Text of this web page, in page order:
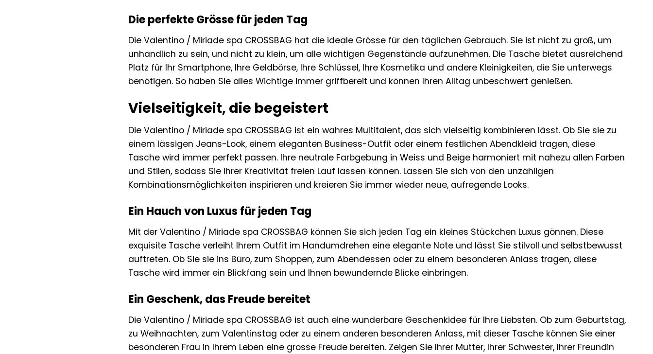
Die perfekte Grösse für jeden Tag
Die Valentino / Miriade spa CROSSBAG hat die ideale Grösse für den täglichen Gebrauch. Sie ist nicht zu groß, um
unhandlich zu sein, und nicht zu klein, um alle wichtigen Gegenstände aufzunehmen. Die Tasche bietet ausreichend
Platz für Ihr Smartphone, Ihre Geldbörse, Ihre Schlüssel, Ihre Kosmetika und andere Kleinigkeiten, die Sie unterwegs
benötigen. So haben Sie alles Wichtige immer griffbereit und können Ihren Alltag unbeschwert genießen.
Vielseitigkeit, die begeistert
Die Valentino / Miriade spa CROSSBAG ist ein wahres Multitalent, das sich vielseitig kombinieren lässt. Ob Sie sie zu
einem lässigen Jeans-Look, einem eleganten Business-Outfit oder einem festlichen Abendkleid tragen, diese
Tasche wird immer perfekt passen. Ihre neutrale Farbgebung in Weiss und Beige harmoniert mit nahezu allen Farben
und Stilen, sodass Sie Ihrer Kreativität freien Lauf lassen können. Lassen Sie sich von den unzähligen
Kombinationsmöglichkeiten inspirieren und kreieren Sie immer wieder neue, aufregende Looks.
Ein Hauch von Luxus für jeden Tag
Mit der Valentino / Miriade spa CROSSBAG können Sie sich jeden Tag ein kleines Stückchen Luxus gönnen. Diese
exquisite Tasche verleiht Ihrem Outfit im Handumdrehen eine elegante Note und lässt Sie stilvoll und selbstbewusst
auftreten. Ob Sie sie ins Büro, zum Shoppen, zum Abendessen oder zu einem besonderen Anlass tragen, diese
Tasche wird immer ein Blickfang sein und Ihnen bewundernde Blicke einbringen.
Ein Geschenk, das Freude bereitet
Die Valentino / Miriade spa CROSSBAG ist auch eine wunderbare Geschenkidee für Ihre Liebsten. Ob zum Geburtstag,
zu Weihnachten, zum Valentinstag oder zu einem anderen besonderen Anlass, mit dieser Tasche können Sie einer
besonderen Frau in Ihrem Leben eine grosse Freude bereiten. Zeigen Sie Ihrer Mutter, Ihrer Schwester, Ihrer Freundin